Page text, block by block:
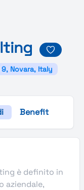
Novara, Italy
Benefit
è definito in
aziendale,